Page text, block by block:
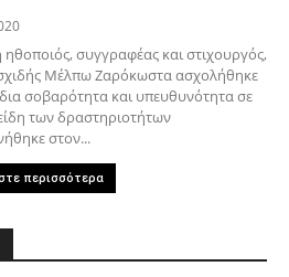
ηθοποιός, συγγραφέας και στιχουργός,
Μέλπω Ζαρόκωστα ασχολήθηκε
σοβαρότητα και υπευθυνότητα σε
των δραστηριοτήτων
στον...
περισσότερα